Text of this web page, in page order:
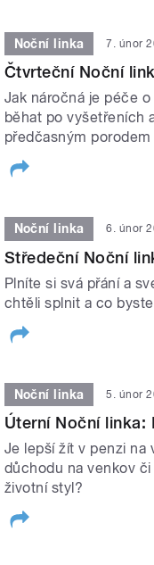
Noční linka 7. únor
Čtvrteční Noční
Jak náročná je péče
běhat po vyšetřeních
předčasným
Noční linka 6. únor
Středeční Noční
Plníte si svá přání a
chtěli splnit a co
Noční linka 5. únor
Úterní Noční linka:
Je lepší žít v penzi na
důchodu na venkov
životní styl?